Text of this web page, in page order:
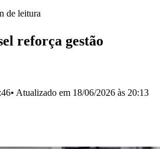
da sua região
CentroChácaras MarcoCidades da
de leitura
reforça gestão
• Atualizado em 18/06/2026 às 20:13